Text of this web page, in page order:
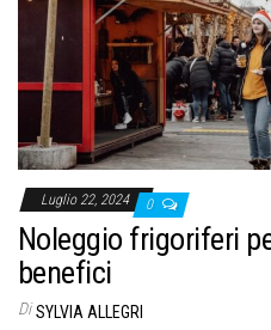
Luglio 22, 2024 0
Noleggio frigoriferi
benefici
Di SYLVIA ALLEGRI